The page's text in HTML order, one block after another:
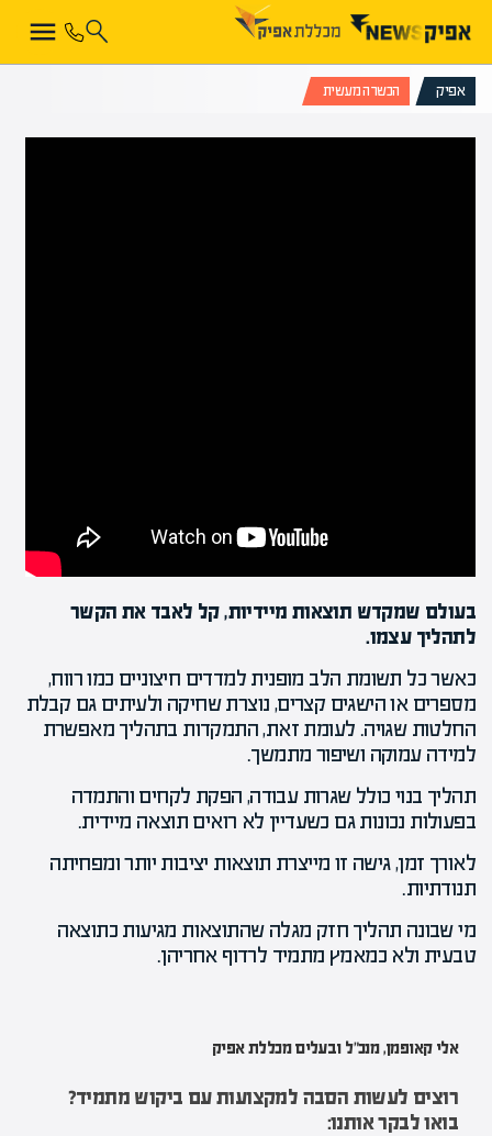
אפיק הכשרה מעשית
בעולם שמקדש תוצאות מיידיות, קל לאבד את הקשר
לתהליך עצמו.
כאשר כל תשומת הלב מופנית למדדים חיצוניים כמו רווח,
מספרים או הישגים קצרים, נוצרת שחיקה ולעיתים גם קבלת
החלטות שגויה. לעומת זאת, התמקדות בתהליך מאפשרת
למידה עמוקה ושיפור מתמשך.
תהליך בנוי כולל שגרות עבודה, הפקת לקחים והתמדה
בפעולות נכונות גם כשעדיין לא רואים תוצאה מיידית.
לאורך זמן, גישה זו מייצרת תוצאות יציבות יותר ומפחיתה
תנודתיות.
מי שבונה תהליך חזק מגלה שהתוצאות מגיעות כתוצאה
טבעית ולא כמאמץ מתמיד לרדוף אחריהן.
אלי קאופמן, מנכ"ל ובעלים מכללת אפיק
רוצים לעשות הסבה למקצועות עם ביקוש מתמיד?
בואו לבקר אותנו: